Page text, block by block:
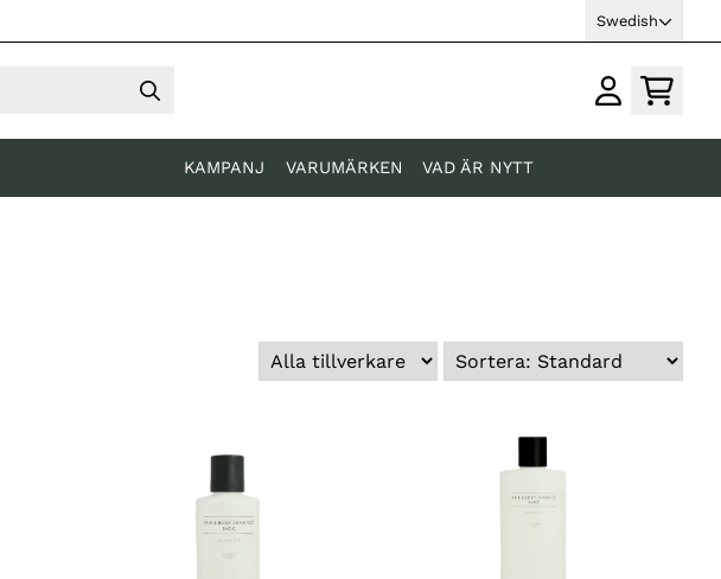
Swedish
KAMPANJ VARUMÄRKEN VAD ÄR NYTT